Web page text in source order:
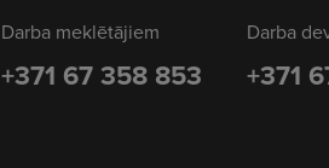
Darba meklētājiem
+371 67 358 853
Darba
+371